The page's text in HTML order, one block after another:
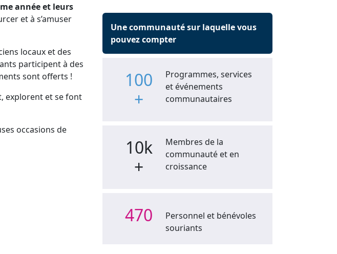
année et leurs
et à s’amuser
locaux et des
participent à des
sont offerts !
explorent et se font
occasions de
Une communauté sur laquelle vous
pouvez compter
100
+
Programmes, services
et événements
communautaires
10k
+
Membres de la
communauté et en
croissance
470
Personnel et bénévoles
souriants